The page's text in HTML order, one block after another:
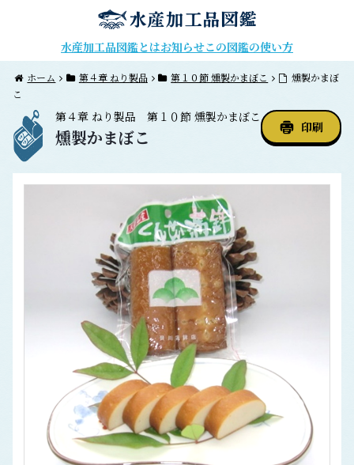
水産加工品図鑑とはお知らせこの図鑑の使い方
ホーム 第４章 ねり製品 第１０節 燻製かまぼこ
燻製かまぼ
こ
第４章 ねり製品 第１０節 燻製かまぼこ
燻製かまぼこ 印刷